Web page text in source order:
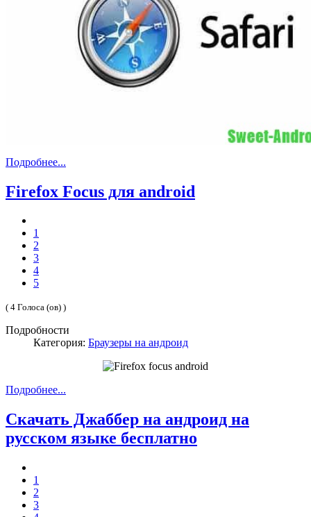
Подробнее...
Firefox Focus для android
1
2
3
4
5
( 4 Голоса (ов) )
Подробности
Категория: Браузеры на андроид
Подробнее...
Скачать Джаббер на андроид на
русском языке бесплатно
1
2
3